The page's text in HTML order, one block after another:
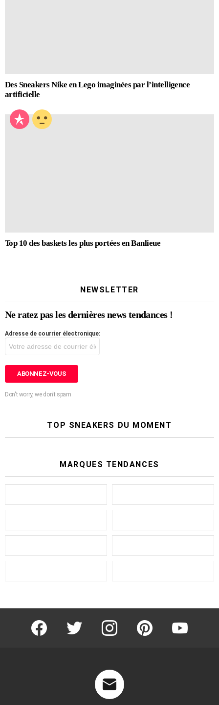
Des Sneakers Nike en Lego imaginées par l’intelligence
artificielle
Top 10 des baskets les plus portées en Banlieue
NEWSLETTER
Ne ratez pas les dernières news tendances !
Adresse de courrier électronique:
Don't worry, we don't spam
TOP SNEAKERS DU MOMENT
MARQUES TENDANCES
facebook twitter instagram pinterest